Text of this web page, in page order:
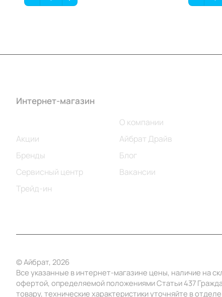
Интернет-магазин
Акции
Бренды
Сервисный центр
Трейд-ин
О компании
Айбрат Драйв
Блог
Вакансии
© Айбрат, 2026
Все указанные в интернет-магазине цены, наличие на
офертой, определяемой положениями Статьи 437
товару, технические характеристики уточняйте в